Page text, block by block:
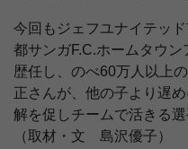
今回もジェフユナイテッ
都サンガF.C.ホームタウ
歴任し、のべ60万人以上
正さんが、他の子より遅
解を促しチームで活きる
（取材・文 島沢優子）